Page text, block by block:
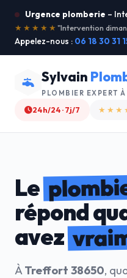
Urgence plomberie –
★★★★★"Je recommande !"
Appelez-nous : 06 18 30 31
Sylvain
PLOMBIER EXPERT À
24h/24 · 7j/7
Le
répond
avez
ÀTreffort 38650,